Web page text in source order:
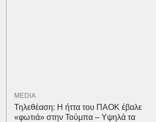
MEDIA
Τηλεθέαση: Η ήττα του ΠΑΟΚ έβαλε
«φωτιά» στην Τούμπα – Υψηλά τα